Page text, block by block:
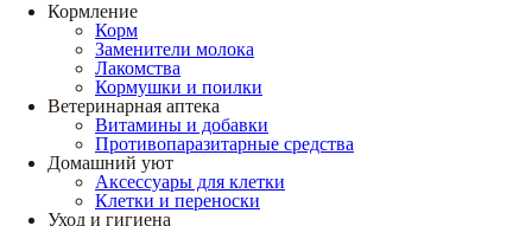
Кормление
Корм
Заменители молока
Лакомства
Кормушки и поилки
Ветеринарная аптека
Витамины и добавки
Противопаразитарные средства
Домашний уют
Аксессуары для клетки
Клетки и переноски
Уход и гигиена